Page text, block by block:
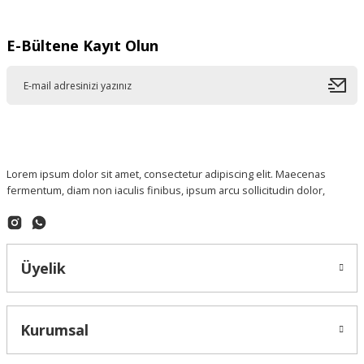
E-Bültene Kayıt Olun
Lorem ipsum dolor sit amet, consectetur adipiscing elit. Maecenas
fermentum, diam non iaculis finibus, ipsum arcu sollicitudin dolor,
Üyelik
Kurumsal